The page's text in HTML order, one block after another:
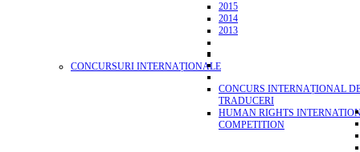
2015
2014
2013
CONCURSURI INTERNAȚIONALE
CONCURS INTERNAȚIONAL
TRADUCERI
HUMAN RIGHTS
COMPETITION